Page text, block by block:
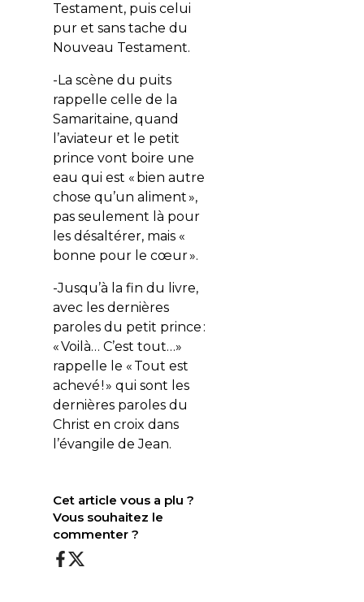
Testament, puis celui
pur et sans tache du
Nouveau Testament.
-La scène du puits
rappelle celle de la
Samaritaine, quand
l’aviateur et le petit
prince vont boire une
eau qui est « bien autre
chose qu’un aliment »,
pas seulement là pour
les désaltérer, mais «
bonne pour le cœur ».
-Jusqu’à la fin du livre,
avec les dernières
paroles du petit prince :
« Voilà… C’est tout…»
rappelle le « Tout est
achevé ! » qui sont les
dernières paroles du
Christ en croix dans
l’évangile de Jean.
Cet article vous a plu ?
Vous souhaitez le
commenter ?